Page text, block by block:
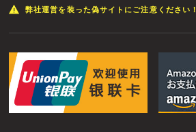
弊社運営を装った偽サイトにご注意ください！